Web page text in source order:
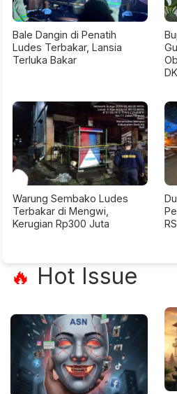
Bale Dangin di Penatih
Ludes Terbakar, Lansia
Terluka Bakar
Warung Sembako Ludes
Terbakar di Mengwi,
Kerugian Rp300 Juta
RS
🔥 Hot Issue